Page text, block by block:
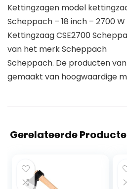
Kettingzagen model
Scheppach – 18 inch – 2700 W
Kettingzaag CSE2700
van het merk Scheppach
Scheppach. De producten
gemaakt van hoogwaardige
Gerelateerde